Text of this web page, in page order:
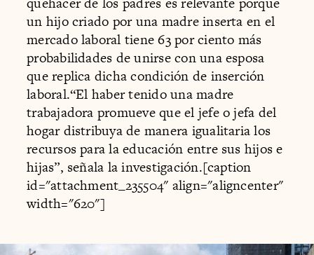
un hijo criado por una madre inserta en el
mercado laboral tiene 63 por ciento más
probabilidades de unirse con una esposa
que replica dicha condición de inserción
laboral.“El haber tenido una madre
trabajadora promueve que el jefe o jefa del
hogar distribuya de manera igualitaria los
recursos para la educación entre sus hijos e
hijas”, señala la investigación.[caption
id="attachment_235504" align="aligncenter"
width="620"]